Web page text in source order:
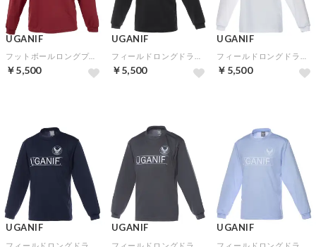
UGANIF
￥5,500
UGANIF
￥5,500
UGANIF
￥5,500
UGANIF UGANIF UGANIF